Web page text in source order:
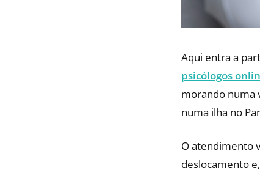
Aqui entra a
psicólogos
morando numa
numa ilha no
O atendimento
deslocamento